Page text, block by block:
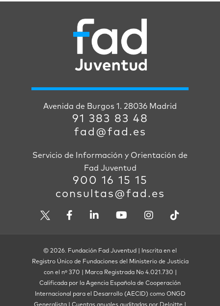
Avenida de Burgos 1. 28036 Madrid
91 383 83 48
fad@fad.es
Servicio de Información y Orientación de
Fad Juventud
900 16 15 15
consultas@fad.es
© 2026. Fundación Fad Juventud | Inscrita en el
Registro Único de Fundaciones del Ministerio de Justicia
con el nº 370 | Marca Registrada No 4.021.730 |
Calificada por la Agencia Española de Cooperación
Internacional para el Desarrollo (AECID) como ONGD